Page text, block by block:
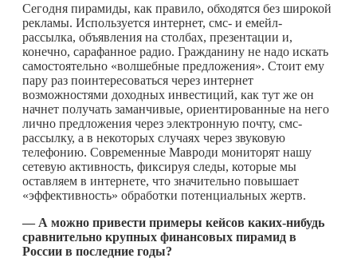
Сегодня пирамиды, как правило, обходятся без широкой
рекламы. Используется интернет, смс- и емейл-
рассылка, объявления на столбах, презентации и,
конечно, сарафанное радио. Гражданину не надо искать
самостоятельно «волшебные предложения». Стоит ему
пару раз поинтересоваться через интернет
возможностями доходных инвестиций, как тут же он
начнет получать заманчивые, ориентированные на него
лично предложения через электронную почту, смс-
рассылку, а в некоторых случаях через звуковую
телефонию. Современные Мавроди мониторят нашу
сетевую активность, фиксируя следы, которые мы
оставляем в интернете, что значительно повышает
«эффективность» обработки потенциальных жертв.
— А можно привести примеры кейсов каких-нибудь
сравнительно крупных финансовых пирамид в
России в последние годы?